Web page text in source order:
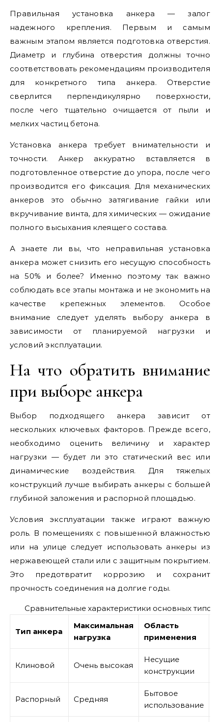
Правильная установка анкера — залог
надежного крепления. Первым и самым
важным этапом является подготовка отверстия.
Диаметр и глубина отверстия должны точно
соответствовать рекомендациям производителя
для конкретного типа анкера. Отверстие
сверлится перпендикулярно поверхности,
после чего тщательно очищается от пыли и
мелких частиц бетона.
Установка анкера требует внимательности и
точности. Анкер аккуратно вставляется в
подготовленное отверстие до упора, после чего
производится его фиксация. Для механических
анкеров это обычно затягивание гайки или
вкручивание винта, для химических — ожидание
полного высыхания клеящего состава.
А знаете ли вы, что неправильная установка
анкера может снизить его несущую способность
на 50% и более? Именно поэтому так важно
соблюдать все этапы монтажа и не экономить на
качестве крепежных элементов. Особое
внимание следует уделять выбору анкера в
зависимости от планируемой нагрузки и
условий эксплуатации.
На что обратить внимание
при выборе анкера
Выбор подходящего анкера зависит от
нескольких ключевых факторов. Прежде всего,
необходимо оценить величину и характер
нагрузки — будет ли это статический вес или
динамические воздействия. Для тяжелых
конструкций лучше выбирать анкеры с большей
глубиной заложения и распорной площадью.
Условия эксплуатации также играют важную
роль. В помещениях с повышенной влажностью
или на улице следует использовать анкеры из
нержавеющей стали или с защитным покрытием.
Это предотвратит коррозию и сохранит
прочность соединения на долгие годы.
Сравнительные характеристики основных типов
Тип анкера
Максимальная
нагрузка
Область
применения
Клиновой Очень высокая
Несущие
конструкции
Распорный Средняя
Бытовое
использование